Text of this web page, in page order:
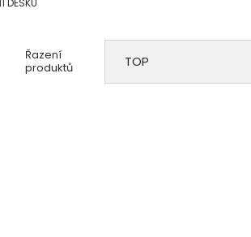
Řazení
produktů
TOP